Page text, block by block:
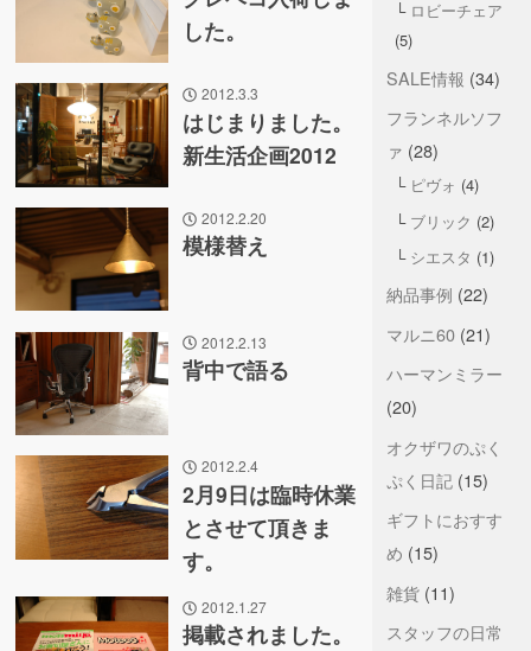
した。
2012.3.3
はじまりました。
新生活企画2012
2012.2.20
模様替え
2012.2.13
背中で語る
2012.2.4
2月9日は臨時休業
とさせて頂きま
す。
2012.1.27
掲載されました。
ロビーチェア
(5)
SALE情報 (34)
フランネルソフ
ァ (28)
ピヴォ (4)
ブリック (2)
シエスタ (1)
納品事例 (22)
マルニ60(21)
ハーマンミラー
(20)
オクザワのぷく
ぷく日記(15)
ギフトにおすす
め (15)
雑貨(11)
スタッフの日常